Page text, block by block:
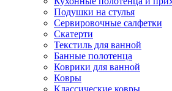
Подушки на стулья
Сервировочные салфетки
Скатерти
Текстиль для ванной
Банные полотенца
Коврики для ванной
Ковры
Классические ковры